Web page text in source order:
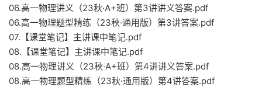
06.高一物理讲义（23秋·A+班）第3讲讲义答案.pdf
06.高一物理题型精练（23秋·通用版）第3讲答案.pdf
07.【课堂笔记】主讲课中笔记.pdf
08.【课堂笔记】主讲课中笔记.pdf
08.高一物理讲义（23秋·A+班）第4讲讲义答案.pdf
08.高一物理题型精练（23秋·通用版）第4讲答案.pdf